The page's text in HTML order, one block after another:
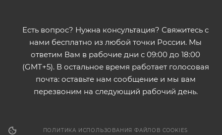
Есть вопрос? Нужна консультация? Свяжитесь с
нами бесплатно из любой точки России. Мы
ответим Вам в рабочие дни с 09:00 до 18:00
(GMT+5). В остальное время работает голосовая
почта: оставьте нам сообщение и мы вам
перезвоним на следующий рабочий день.
ПОЛИТИКА ИСПОЛЬЗОВАНИЯ ФАЙЛОВ COOKIES